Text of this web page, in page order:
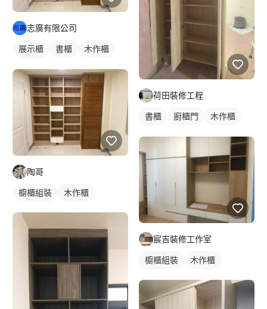
志廣有限公司
展示櫃 書櫃
木作櫃
陶哥
櫥櫃組裝 木作櫃
荷田裝修工程
書櫃 廚櫃門
木作櫃
宸吉裝修工作室
櫥櫃組裝 木作櫃